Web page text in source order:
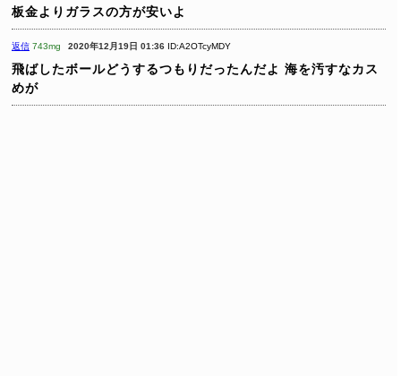
板金よりガラスの方が安いよ
返信 743mg 2020年12月19日 01:36 ID:A2OTcyMDY
飛ばしたボールどうするつもりだったんだよ 海を汚すなカス
めが